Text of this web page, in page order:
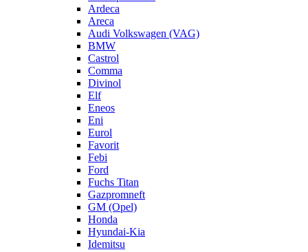
Ardeca
Areca
Audi Volkswagen (VAG)
BMW
Castrol
Comma
Divinol
Elf
Eneos
Eni
Eurol
Favorit
Febi
Ford
Fuchs Titan
Gazpromneft
GM (Opel)
Honda
Hyundai-Kia
Idemitsu